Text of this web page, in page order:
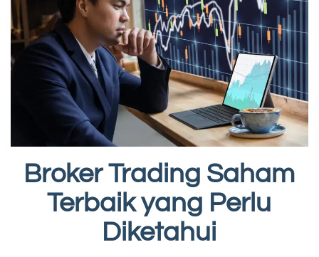
Broker Trading Saham
Terbaik yang Perlu
Diketahui